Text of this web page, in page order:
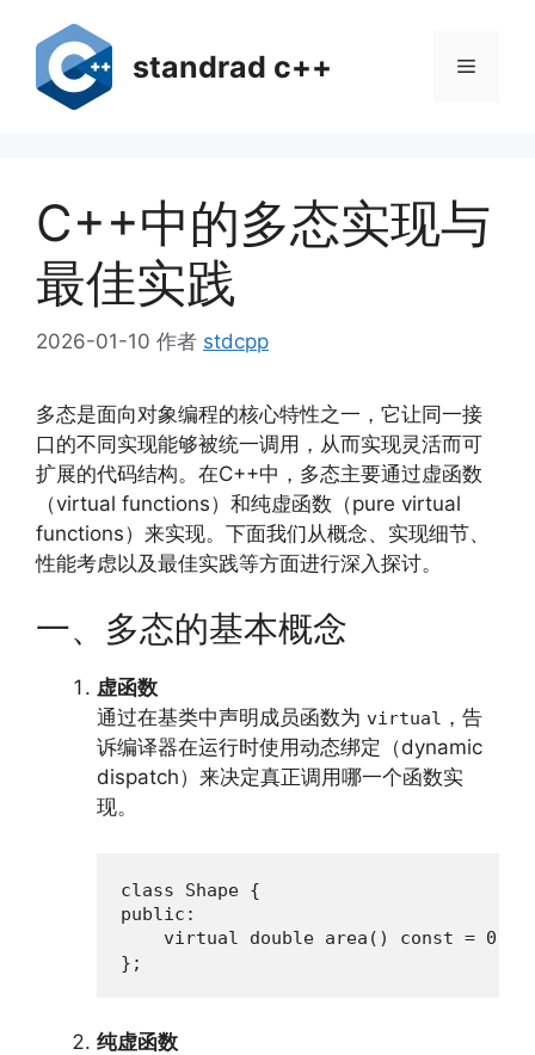
standrad c++ 菜
C++中的多态实现与
最佳实践
2026-01-10 作者 stdcpp
多态是面向对象编程的核心特性之一，它让同一接
口的不同实现能够被统一调用，从而实现灵活而可
扩展的代码结构。在C++中，多态主要通过虚函数
（virtual functions）和纯虚函数（pure virtual
functions）来实现。下面我们从概念、实现细节、
性能考虑以及最佳实践等方面进行深入探讨。
一、多态的基本概念
虚函数
通过在基类中声明成员函数为 virtual ，告
诉编译器在运行时使用动态绑定（dynamic
dispatch）来决定真正调用哪一个函数实
现。
class Shape {
public:
virtual double area() const = 0; //
};
纯虚函数